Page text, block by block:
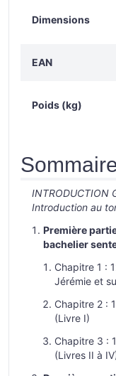
Dimensions
EAN
Poids (kg)
INTRODUCTION
Introduction au
Première
bachelier
Chapitre 1 :
Jérémie et
Chapitre 2 :
(Livre I)
Chapitre 3 :
(Livres II à